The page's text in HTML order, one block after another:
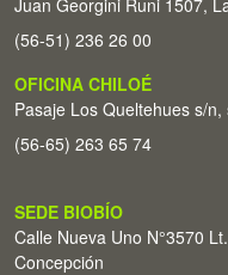
Juan Georgini Runi 1507,
(56-51) 236 26 00
OFICINA CHILOÉ
Pasaje Los Queltehues s/
(56-65) 263 65 74
SEDE BIOBÍO
Calle Nueva Uno N°3570
Concepción